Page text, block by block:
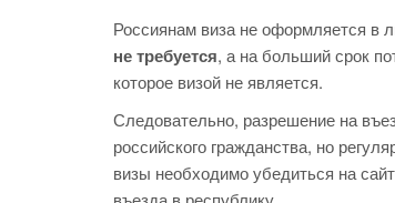
Россиянам виза не оформляется в
не требуется, а на больший срок
которое визой не является.
Следовательно, разрешение на
российского гражданства, но
визы необходимо убедиться на